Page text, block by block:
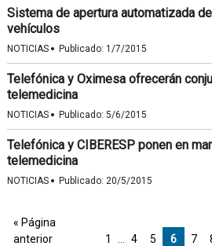
Sistema de apertura automatizada
vehículos
NOTICIAS · Publicado: 1/7/2015
Telefónica y Oximesa ofrecerán
telemedicina
NOTICIAS · Publicado: 5/6/2015
Telefónica y CIBERESP ponen en
telemedicina
NOTICIAS · Publicado: 20/5/2015
« Página
anterior
1 4 5 6 7